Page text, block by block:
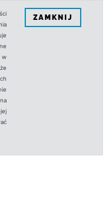
w
ZAMKNIJ